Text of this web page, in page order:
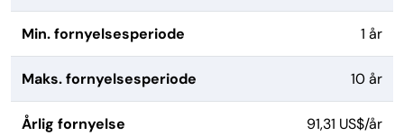
Min. fornyelsesperiode 1 år
Maks. fornyelsesperiode 10 år
Årlig fornyelse 91,31 US$/år